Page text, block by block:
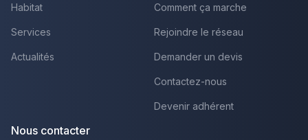
Habitat
Services
Actualités
Comment ça marche
Rejoindre le réseau
Demander un devis
Contactez-nous
Devenir adhérent
Nous contacter